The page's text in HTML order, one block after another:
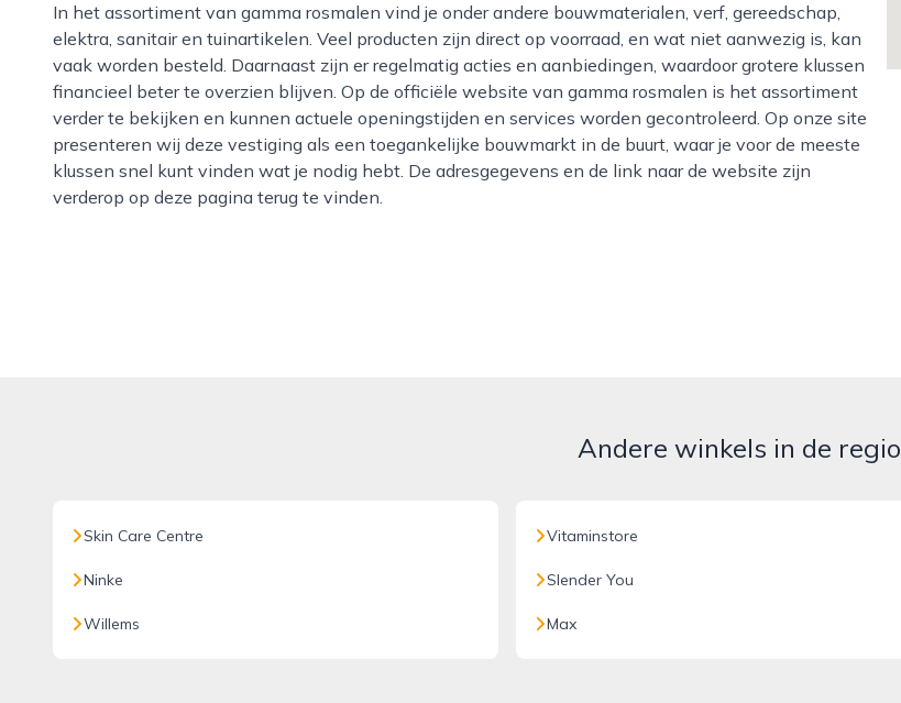
In het assortiment van gamma rosmalen vind je onder andere bouwmaterialen, verf, gereedschap,
elektra, sanitair en tuinartikelen. Veel producten zijn direct op voorraad, en wat niet aanwezig is, kan
vaak worden besteld. Daarnaast zijn er regelmatig acties en aanbiedingen, waardoor grotere klussen
financieel beter te overzien blijven. Op de officiële website van gamma rosmalen is het assortiment
verder te bekijken en kunnen actuele openingstijden en services worden gecontroleerd. Op onze site
presenteren wij deze vestiging als een toegankelijke bouwmarkt in de buurt, waar je voor de meeste
klussen snel kunt vinden wat je nodig hebt. De adresgegevens en de link naar de website zijn
verderop op deze pagina terug te vinden.
Andere winkels in de regio
Skin Care Centre
Ninke
Willems
Vitaminstore
Slender You
Max